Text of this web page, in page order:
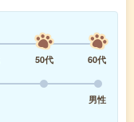
50代
60代
男性